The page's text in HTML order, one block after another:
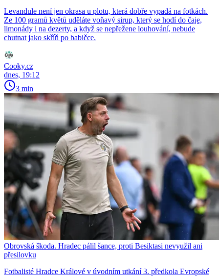
Levandule není jen okrasa u plotu, která dobře vypadá na fotkách.
Ze 100 gramů květů uděláte voňavý sirup, který se hodí do čaje,
limonády i na dezerty, a když se nepřežene louhování, nebude
chutnat jako skříň po babičce.
Cooky.cz
dnes, 19:12
3 min
Obrovská škoda. Hradec pálil šance, proti Besiktasi nevyužil ani
přesilovku
Fotbalisté Hradce Králové v úvodním utkání 3. předkola Evropské